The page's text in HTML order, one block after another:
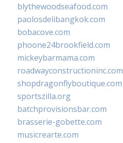
blythewoodseafood.com
paolosdelibangkok.com
bobacove.com
phoone24brookfield.com
mickeybarmama.com
roadwayconstructioninc.com
shopdragonflyboutique.com
sportszilla.org
batchprovisionsbar.com
brasserie-gobette.com
musicrearte.com